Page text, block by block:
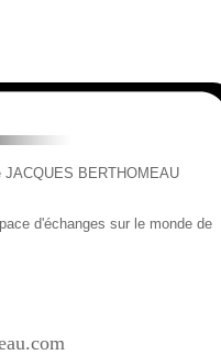
JACQUES BERTHOMEAU
d'échanges sur le monde de